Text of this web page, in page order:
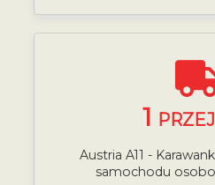
1
Austria A11 -
samochodu